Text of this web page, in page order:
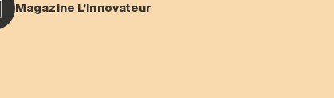
Magazine L’Innovateur